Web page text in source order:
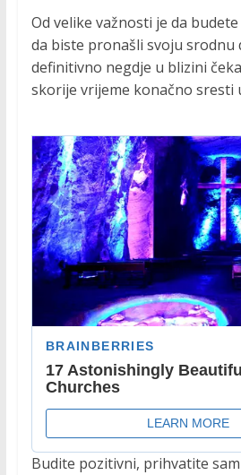
Od velike važnosti je da
da biste pronašli svoju srodnu
definitivno negdje u blizini
skorije vrijeme konačno sresti
Budite pozitivni, prihvatite